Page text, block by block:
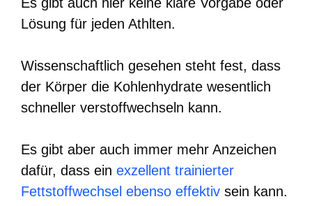
Lösung für jeden Athlten.
Wissenschaftlich gesehen steht fest, dass
der Körper die Kohlenhydrate wesentlich
schneller verstoffwechseln kann.
Es gibt aber auch immer mehr Anzeichen
dafür, dass ein exzellent trainierter
Fettstoffwechsel ebenso effektiv sein kann.